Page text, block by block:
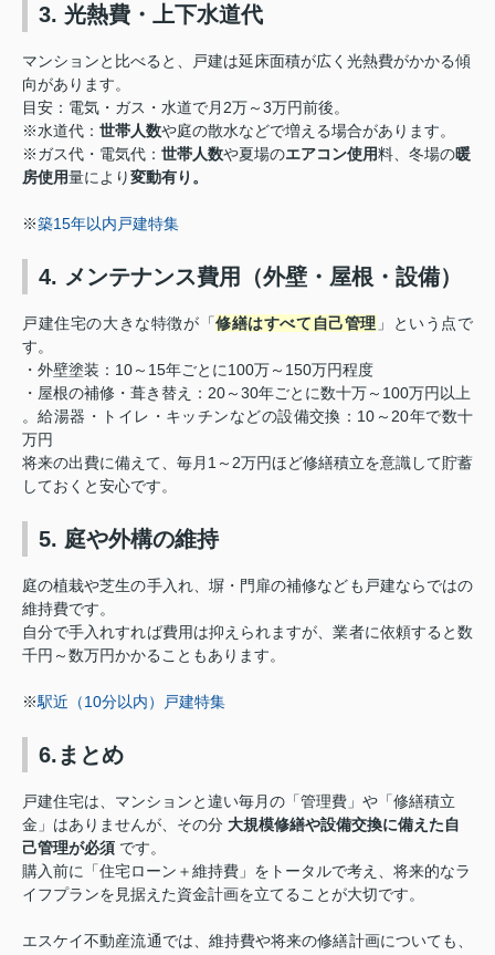
3. 光熱費・上下水道代
マンションと比べると、戸建は延床面積が広く光熱費がかかる傾
向があります。
目安 ：電気・ガス・水道で月2万～3万円前後。
※水道代： 世帯人数や庭の散水などで増える場合があります。
※ガス代・電気代： 世帯人数や夏場のエアコン使用料、冬場の暖
房使用量により変動有り。
※築15年以内戸建特集
4. メンテナンス費用（外壁・屋根・設備）
戸建住宅の大きな特徴が「修繕はすべて自己管理 」という点で
す。
・外壁塗装：10～15年ごとに100万～150万円程度
・屋根の補修・葺き替え：20～30年ごとに数十万～100万円以上
。給湯器・トイレ・キッチンなどの設備交換：10～20年で数十
万円
将来の出費に備えて、 毎月1～2万円ほど修繕積立を意識して貯蓄
しておくと安心です。
5. 庭や外構の維持
庭の植栽や芝生の手入れ、塀・門扉の補修なども戸建ならではの
維持費です。
自分で手入れすれば費用は抑えられますが、業者に依頼すると数
千円～数万円かかることもあります。
※駅近（10分以内）戸建特集
6.まとめ
戸建住宅は、マンションと違い毎月の「管理費」や「修繕積立
金」はありませんが、その分 大規模修繕や設備交換に備えた自
己管理が必須 です。
購入前に「住宅ローン＋維持費」をトータルで考え、将来的なラ
イフプランを見据えた資金計画を立てることが大切です。
エスケイ不動産流通では、維持費や将来の修繕計画についても、